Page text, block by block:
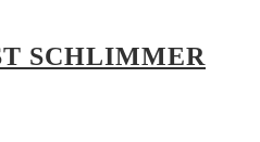
SCHLIMMER